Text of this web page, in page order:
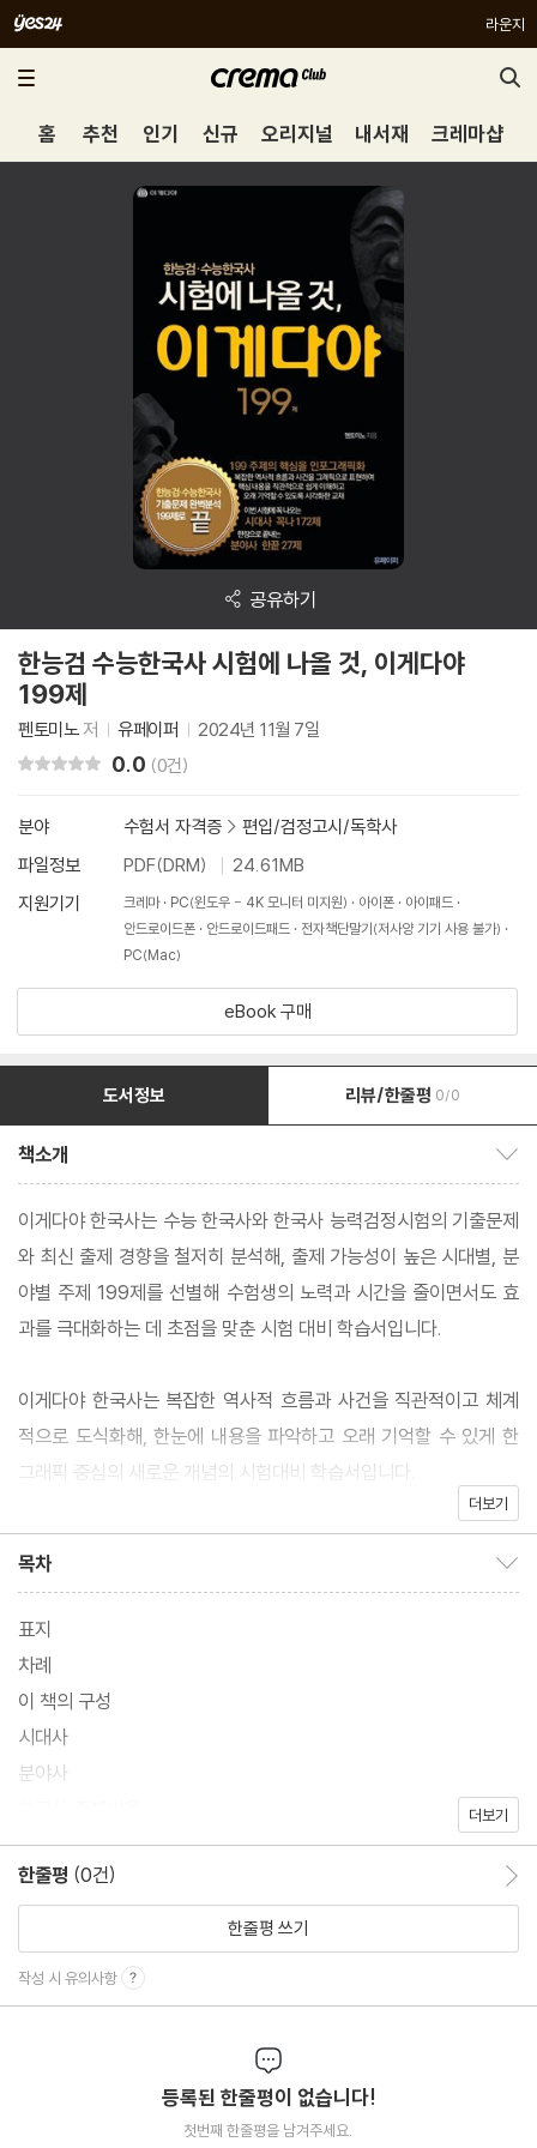
라운지
홈 추천 인기 신규 오리지널 내서재 크레마샵
공유하기
한능검 수능한국사 시험에 나올 것, 이게다야
199제
펜토미노저 유페이퍼 2024년 11월 7일
0.0 (0건)
분야 수험서 자격증 > 편입/검정고시/독학사
파일정보
PDF(DRM)
24.61MB
지원기기
크레마 PC(윈도우 - 4K 모니터 미지원) 아이폰
아이패드
안드로이드폰
안드로이드패드
전자책단말기(저사양 기기 사용 불가)
PC(Mac)
eBook 구매
도서정보 리뷰/한줄평 0/0
책소개
이게다야 한국사는 수능 한국사와 한국사 능력검정시험의 기출문제
와 최신 출제 경향을 철저히 분석해, 출제 가능성이 높은 시대별, 분
야별 주제 199제를 선별해 수험생의 노력과 시간을 줄이면서도 효
과를 극대화하는 데 초점을 맞춘 시험 대비 학습서입니다.
이게다야 한국사는 복잡한 역사적 흐름과 사건을 직관적이고 체계
적으로 도식화해, 한눈에 내용을 파악하고 오래 기억할 수 있게 한
그래픽 중심의 새로운 개념의 시험대비 학습서입니다.
시대별로 구분해 체계적으로 다룹니다. 선사시대부터 현대까지의
정치, 사회, 경제, 문화를 한눈에 정리할 수 있는 27개의 분야사 주
제도 함께 다뤄 시험에 대한 철저한 대비가 가능합니다.
수능과 한능검의 핵심 출제 형식인 사료제시 문제를 쉽게 대비하기
위해 제시자료와 선지에 자주 등장하는 시험 주제를 유추할 수 있는
연관 키워드를 선별해 다양한 사료제시 유형에 쉽게 적응할 수 있습
더보기
목차
표지
차례
이 책의 구성
시대사
분야사
더보기
한줄평 (0건)
한줄평 쓰기
작성 시 유의사항
등록된 한줄평이 없습니다!
첫번째 한줄평을 남겨주세요.